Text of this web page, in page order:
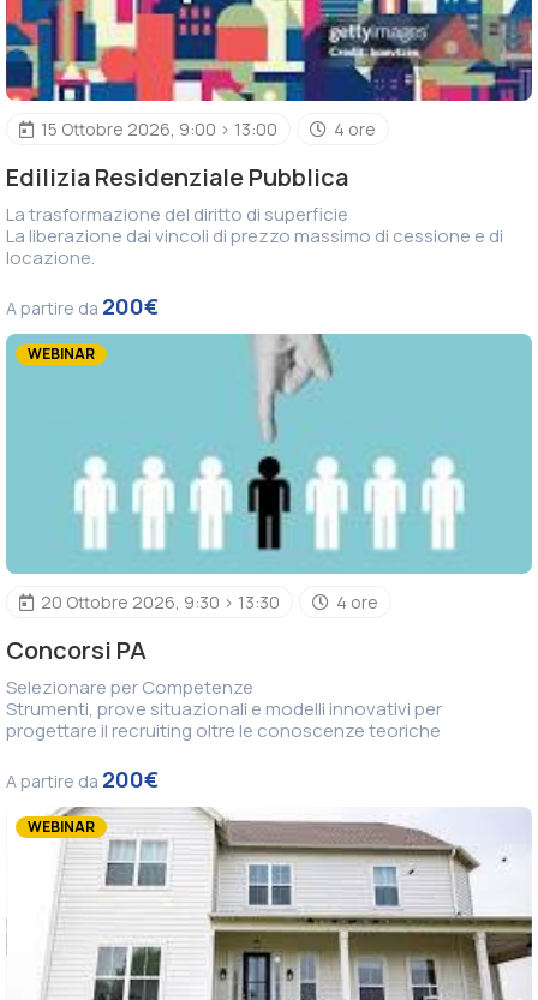
15 Ottobre 2026, 9:00 > 13:00 4 ore
Edilizia Residenziale Pubblica
La trasformazione del diritto di superficie
La liberazione dai vincoli di prezzo massimo di cessione e di
locazione.
A partire da 200€
WEBINAR
20 Ottobre 2026, 9:30 > 13:30 4 ore
Concorsi PA
Selezionare per Competenze
Strumenti, prove situazionali e modelli innovativi per
progettare il recruiting oltre le conoscenze teoriche
A partire da 200€
WEBINAR